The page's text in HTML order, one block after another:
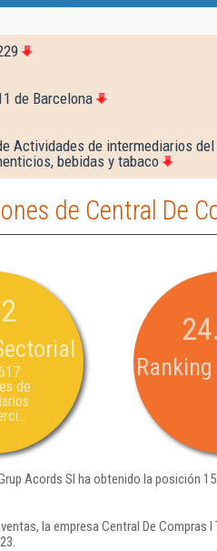
de Barcelona
Actividades de intermediarios
bebidas y tabaco
de Central De
de
Acords Sl ha obtenido la posición
la empresa Central De Compras